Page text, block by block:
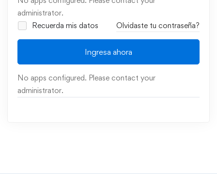
administrator.
Recuerda mis datos
Olvidaste tu contraseña?
Ingresa ahora
No apps configured. Please contact your
administrator.